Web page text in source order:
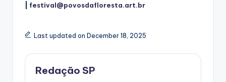
festival@povosdafloresta.art.br
Last updated on December 18, 2025
Redação SP